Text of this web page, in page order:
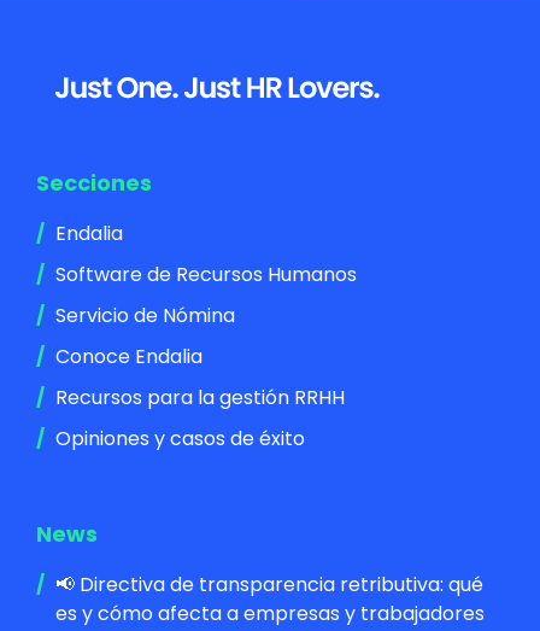
Footer
Secciones
Endalia
Software de Recursos Humanos
Servicio de Nómina
Conoce Endalia
Recursos para la gestión RRHH
Opiniones y casos de éxito
News
📢 Directiva de transparencia retributiva: qué
es y cómo afecta a empresas y trabajadores